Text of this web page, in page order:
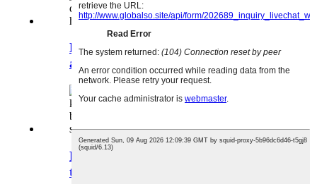
Hulgimüük 2oz küünlapurk
ainulaadse disainiga lõhnastatud ...
Kohandatud täiustatud
tööstusstiilis kolmemõõtmeline...